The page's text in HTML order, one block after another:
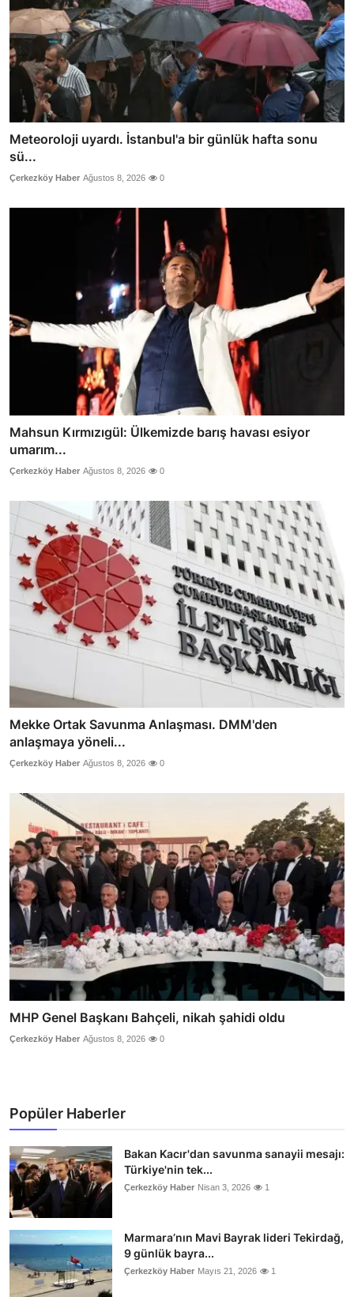
Meteoroloji uyardı. İstanbul'a bir günlük hafta sonu
sü...
Çerkezköy Haber Ağustos 8, 2026 0
Mahsun Kırmızıgül: Ülkemizde barış havası esiyor
umarım...
Çerkezköy Haber Ağustos 8, 2026 0
Mekke Ortak Savunma Anlaşması. DMM'den
anlaşmaya yöneli...
Çerkezköy Haber Ağustos 8, 2026 0
MHP Genel Başkanı Bahçeli, nikah şahidi oldu
Çerkezköy Haber Ağustos 8, 2026 0
Popüler Haberler
Bakan Kacır'dan savunma sanayii mesajı:
Türkiye'nin tek...
Çerkezköy Haber Nisan 3, 2026 1
Marmara’nın Mavi Bayrak lideri Tekirdağ,
9 günlük bayra...
Çerkezköy Haber Mayıs 21, 2026 1